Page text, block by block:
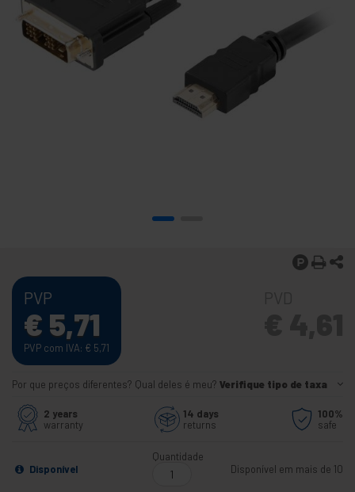
PVP
€ 5,71
PVP com IVA: € 5,71
Por que preços diferentes? Qual deles é meu? Verifique tipo de taxa
2 years
warranty
14 days
returns
100%
safe
Disponível
Quantidade
Disponível em mais de 10